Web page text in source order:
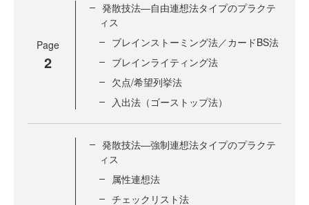
Page
2
発散技法―自由連想法タイプのプラクテ
ィス
ブレインストーミング法／カードBS法
ブレインライティング法
欠点/希望列挙法
入出法（ゴーストップ法）
発散技法―強制連想法タイプのプラクテ
ィス
属性連想法
チェックリスト法